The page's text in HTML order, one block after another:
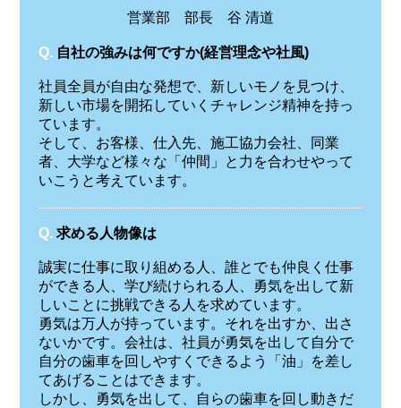
営業部 部長 谷 清道
Q. 自社の強みは何ですか(経営理念や社風)
社員全員が自由な発想で、新しいモノを見つけ、
新しい市場を開拓していくチャレンジ精神を持っ
ています。
そして、お客様、仕入先、施工協力会社、同業
者、大学など様々な「仲間」と力を合わせやって
いこうと考えています。
Q. 求める人物像は
誠実に仕事に取り組める人、誰とでも仲良く仕事
ができる人、学び続けられる人、勇気を出して新
しいことに挑戦できる人を求めています。
勇気は万人が持っています。それを出すか、出さ
ないかです。会社は、社員が勇気を出して自分で
自分の歯車を回しやすくできるよう「油」を差し
てあげることはできます。
しかし、勇気を出して、自らの歯車を回し動きだ